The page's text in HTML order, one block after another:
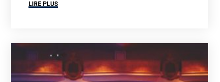
LIRE PLUS